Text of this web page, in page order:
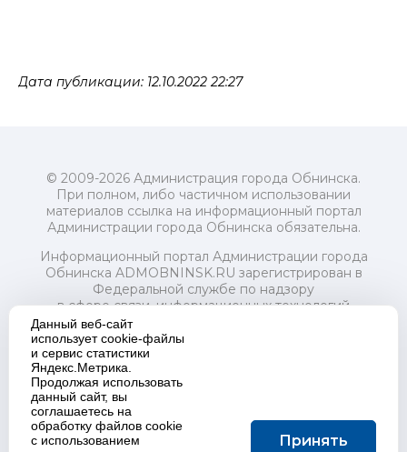
Дата публикации: 12.10.2022 22:27
© 2009-2026 Администрация города Обнинска.
При полном, либо частичном использовании
материалов ссылка на информационный портал
Администрации города Обнинска обязательна.
Информационный портал Администрации города
Обнинска ADMOBNINSK.RU зарегистрирован в
Федеральной службе по надзору
в сфере связи, информационных технологий
и массовых коммуникаций (Роскомнадзор) 24 июля
2018 года.
Свидетельство о регистрации Эл № ФС77-73321
Учредитель: Администрация (исполнительно-
распорядительный орган) городского округа "Город
Обнинск". Главный редактор: Байкова Е.А.
Адрес электронной почты Редакции:
Данный веб-сайт
использует cookie-файлы
и сервис статистики
Яндекс.Метрика.
Продолжая использовать
данный сайт, вы
соглашаетесь на
обработку файлов cookie
с использованием
Принять